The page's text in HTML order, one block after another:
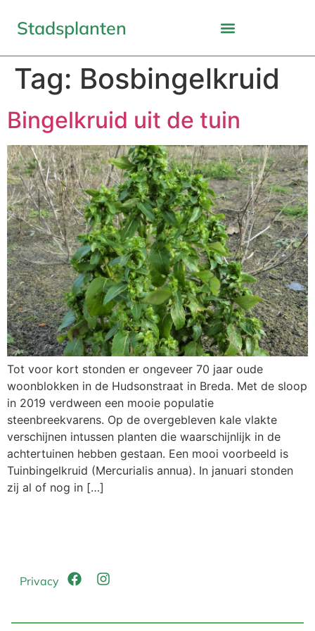
Stadsplanten
Tag: Bosbingelkruid
Bingelkruid uit de tuin
Tot voor kort stonden er ongeveer 70 jaar oude
woonblokken in de Hudsonstraat in Breda. Met de sloop
in 2019 verdween een mooie populatie
steenbreekvarens. Op de overgebleven kale vlakte
verschijnen intussen planten die waarschijnlijk in de
achtertuinen hebben gestaan. Een mooi voorbeeld is
Tuinbingelkruid (Mercurialis annua). In januari stonden
zij al of nog in […]
Privacy